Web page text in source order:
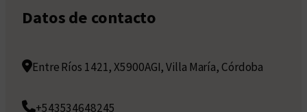
Datos de contacto
Entre Ríos 1421, X5900AGI, Villa María, Córdoba
+543534648245